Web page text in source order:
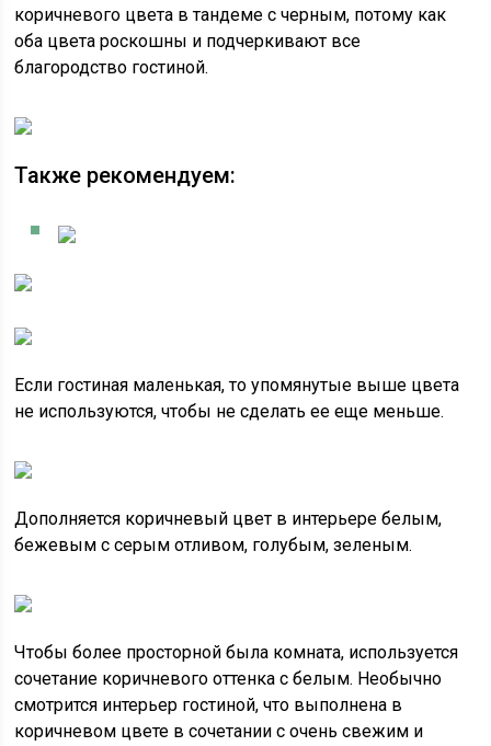
коричневого цвета в тандеме с черным, потому как
оба цвета роскошны и подчеркивают все
благородство гостиной.
Также рекомендуем:
Если гостиная маленькая, то упомянутые выше цвета
не используются, чтобы не сделать ее еще меньше.
Дополняется коричневый цвет в интерьере белым,
бежевым с серым отливом, голубым, зеленым.
Чтобы более просторной была комната, используется
сочетание коричневого оттенка с белым. Необычно
смотрится интерьер гостиной, что выполнена в
коричневом цвете в сочетании с очень свежим и